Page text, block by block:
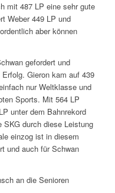
mit 487 LP eine sehr gute
Weber 449 LP und
aber können
gefordert und
Gieron kam auf 439
nur Weltklasse und
Sports. Mit 564 LP
unter dem Bahnrekord
durch diese Leistung
einzog ist in diesem
und auch für Schwan
an die Senioren